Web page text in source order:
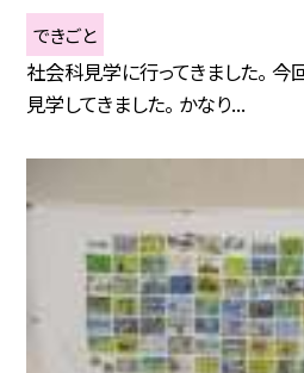
できごと
社会科見学に行ってきました。
見学してきました。 かなり...